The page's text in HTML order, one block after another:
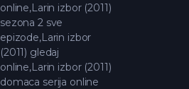
online,Larin izbor (2011)
sezona 2 sve
epizode,Larin izbor
(2011) gledaj
online,Larin izbor (2011)
domaca serija online